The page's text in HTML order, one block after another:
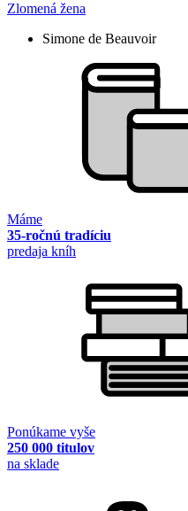
Zlomená žena
Simone de Beauvoir
Máme
35-ročnú tradíciu
predaja kníh
Ponúkame vyše
250 000 titulov
na sklade